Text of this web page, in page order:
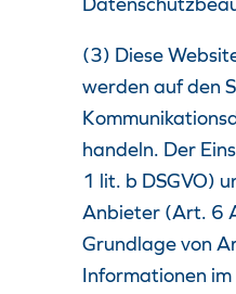
(3) Diese
werden auf den
handeln. Der
1 lit. b DSGVO)
Anbieter (Art. 6
Grundlage von
Informationen